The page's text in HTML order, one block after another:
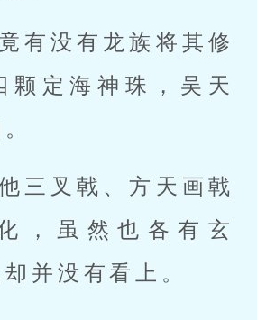
有没有龙族将其修
颗定海神珠，吴天
三叉戟、方天画戟
，虽然也各有玄
并没有看上。